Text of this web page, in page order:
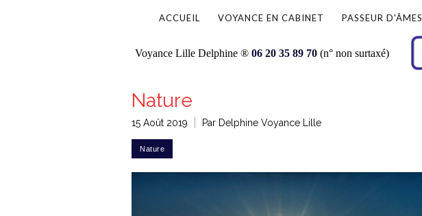
Voyance Lille Delphine ® 06 20 35 89 70 (n° non surtaxé)
ACCUEIL VOYANCE EN CABINET PASSEUR D'ÂMES
Nature
15 Août 2019 Par Delphine Voyance Lille